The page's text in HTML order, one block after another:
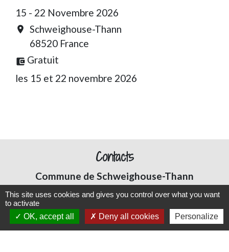
15 - 22 Novembre 2026
location_on Schweighouse-Thann
68520 France
account_balance_wallet Gratuit
les 15 et 22 novembre 2026
Contacts
Commune de Schweighouse-Thann
12 rue de Reiningue
68520 Schweighouse-Thann - FRANCE
+33 3 89 48 70 05
This site uses cookies and gives you control over what you want
to activate
OK, accept all
Deny all cookies Personalize